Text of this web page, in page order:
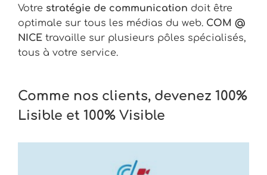
Votre stratégie de communication doit être
optimale sur tous les médias du web. COM @
NICEtravaille sur plusieurs pôles spécialisés,
tous à votre service.
Comme nos clients, devenez 100%
Lisible et 100% Visible